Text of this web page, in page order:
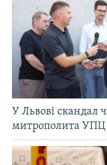
У Львові скандал
митрополита УПЦ